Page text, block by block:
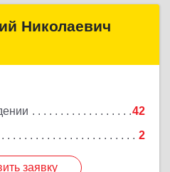
Николаевич
42
2
заявку
Николаевич
Подробнее
заявку